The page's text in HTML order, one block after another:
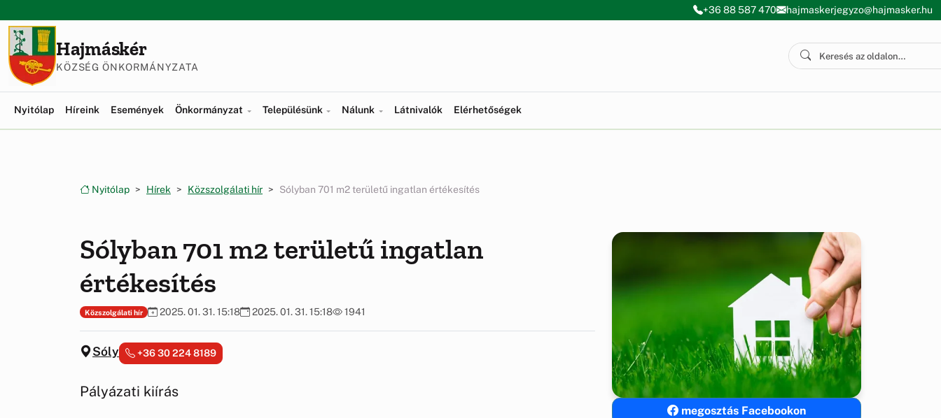
+36 88 587 470 hajmaskerjegyzo@hajmasker.hu
Hajmáskér
KÖZSÉG ÖNKORMÁNYZATA
Nyitólap Híreink Események Önkormányzat Településünk Nálunk Látnivalók Elérhetőségek
Nyitólap Hírek Közszolgálati hír Sólyban 701 m2 területű ingatlan értékesítés
Sólyban 701 m2 területű ingatlan
értékesítés
Közszolgálati hír 2025. 01. 31. 15:18 2025. 01. 31. 15:18 1941
Sóly +36 30 224 8189
Pályázati kiírás
megosztás Facebookon